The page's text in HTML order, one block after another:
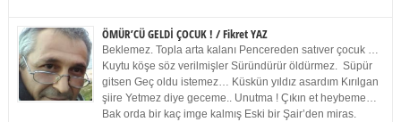
ÖMÜR’CÜ GELDİ ÇOCUK ! / Fikret YAZ
Beklemez. Topla arta kalanı Pencereden satıver çocuk …
Kuytu köşe söz verilmişler Süründürür öldürmez. Süpür
gitsen Geç oldu istemez… Küskün yıldız asardım Kırılgan
şiire Yetmez diye geceme.. Unutma ! Çıkın et heybeme…
Bak orda bir kaç imge kalmış Eski bir Şair’den miras.